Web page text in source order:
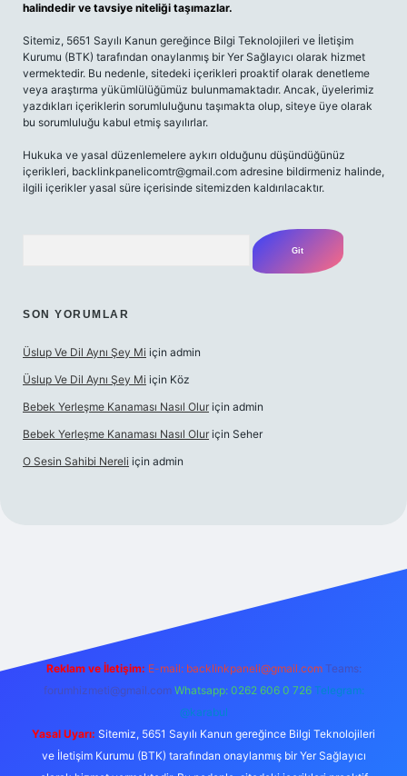
halindedir ve tavsiye niteliği taşımazlar.
Sitemiz, 5651 Sayılı Kanun gereğince Bilgi Teknolojileri ve İletişim
Kurumu (BTK) tarafından onaylanmış bir Yer Sağlayıcı olarak hizmet
vermektedir. Bu nedenle, sitedeki içerikleri proaktif olarak denetleme
veya araştırma yükümlülüğümüz bulunmamaktadır. Ancak, üyelerimiz
yazdıkları içeriklerin sorumluluğunu taşımakta olup, siteye üye olarak
bu sorumluluğu kabul etmiş sayılırlar.
Hukuka ve yasal düzenlemelere aykırı olduğunu düşündüğünüz
içerikleri, backlinkpanelicomtr@gmail.com adresine bildirmeniz halinde,
ilgili içerikler yasal süre içerisinde sitemizden kaldırılacaktır.
SON YORUMLAR
Üslup Ve Dil Aynı Şey Mi için admin
Üslup Ve Dil Aynı Şey Mi için Köz
Bebek Yerleşme Kanaması Nasıl Olur için admin
Bebek Yerleşme Kanaması Nasıl Olur için Seher
O Sesin Sahibi Nereli için admin
Reklam ve İletişim: E-mail: backlinkpaneli@gmail.com Teams:
forumhizmeti@gmail.com Whatsapp: 0262 606 0 726 Telegram:
@karabul
Yasal Uyarı: Sitemiz, 5651 Sayılı Kanun gereğince Bilgi Teknolojileri
ve İletişim Kurumu (BTK) tarafından onaylanmış bir Yer Sağlayıcı